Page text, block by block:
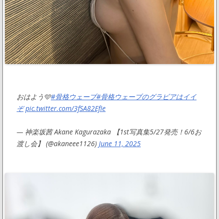
おはよう🩵#骨格ウェーブ#骨格ウェーブのグラビアはイイ
ぞ pic.twitter.com/3fSA82EfIe
— 神楽坂茜 Akane Kagurazaka 【1st写真集5/27発売！6/6お
渡し会】 (@akaneee1126) June 11, 2025